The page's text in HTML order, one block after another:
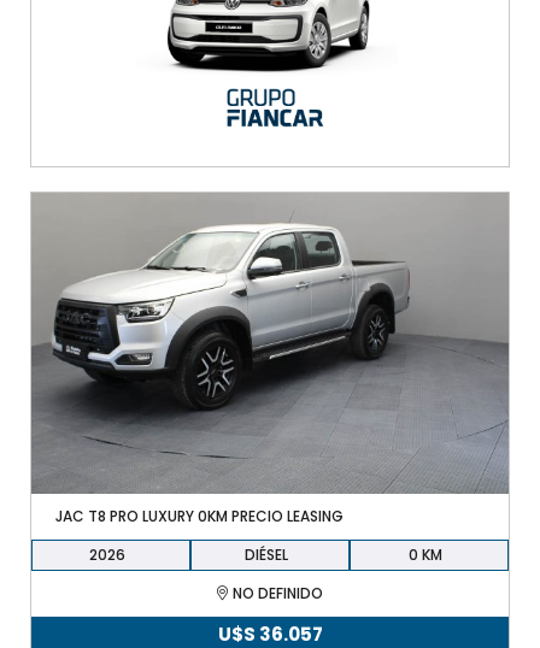
JAC T8 PRO LUXURY 0KM PRECIO LEASING
2026
DIÉSEL
0
NO DEFINIDO
U$S 36.057